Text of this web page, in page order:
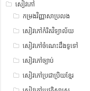
សៀវភៅ
កម្រងវិញ្ញាសាប្រលង
សៀវភៅកំរិតវិទ្យាល័យ
សៀវភៅចំណេះដឹងទូទៅ
សៀវភៅច្បាប់
សៀវភៅប្រជាប្រិយខ្មែរ